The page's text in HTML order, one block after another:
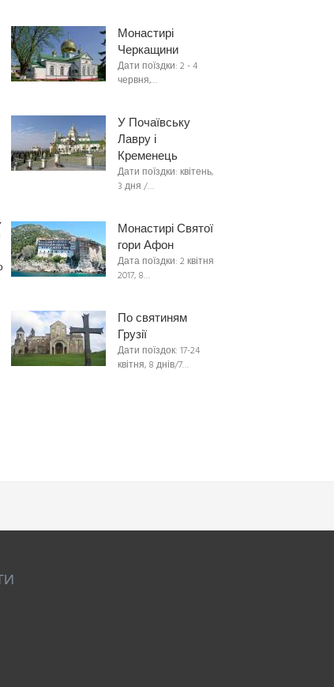
Монастирі
Черкащини
Дати поїздки: 2 - 4
червня,…
У Почаївську
Лавру і
Кременець
Дати поїздки: квітень,
3 дня /…
Монастирі Святої
гори Афон
Дата поїздки: 2 квітня
2017, 8…
По святиням
Грузії
Дати поїздок: 17-24
квітня, 8 днів/7…